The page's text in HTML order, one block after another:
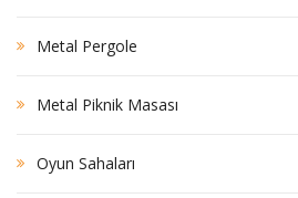
Metal Pergole
Metal Piknik Masası
Oyun Sahaları